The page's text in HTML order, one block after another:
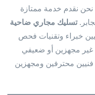
نحن نقدم خدمة ممتازة
تسليك مجاري ضاحية
خبراء وتقنيات فحص
غير مجهزين أو ضعيفي
محترفين ومجهزين